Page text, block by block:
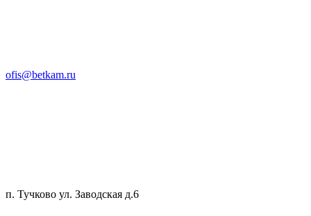
ofis@betkam.ru
п. Тучково ул. Заводская д.6